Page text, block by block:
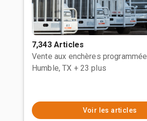
7,343 Articles
Vente aux enchères programmée
Humble, TX + 23 plus
Voir les articles